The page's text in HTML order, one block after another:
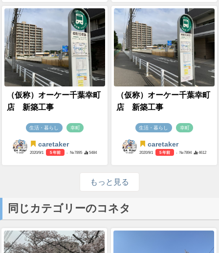
（仮称）オーケー千葉幸町
店 新築工事
生活・暮らし 幸町
caretaker
2020/9/1 5 年前 - №7895 5484
（仮称）オーケー千葉幸町
店 新築工事
生活・暮らし 幸町
caretaker
2020/9/1 5 年前 - №7894 4612
もっと見る
同じカテゴリーのコネタ